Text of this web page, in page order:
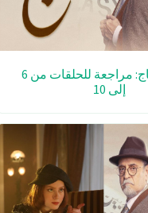
مسلسل تاج: مراجعة للحلقات من 6
إلى 10